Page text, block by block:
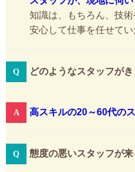
知識は、もちろん、技術
安心して仕事を任せてい
どのようなスタッフがき
高スキルの20～60代の
態度の悪いスタッフが